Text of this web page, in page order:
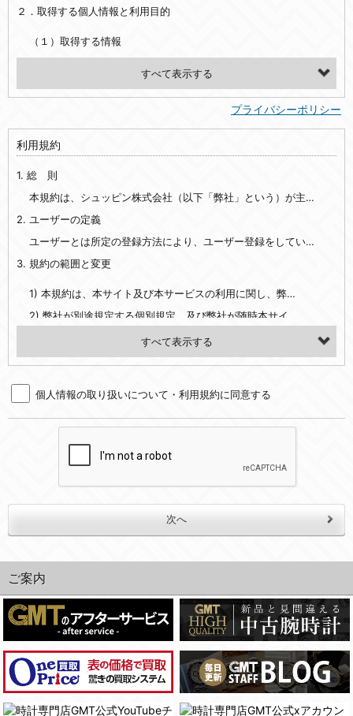
２．取得する個人情報と利用目的
（１）取得する情報
【シュッピン会員共通でご登録いただく情報】
・必須登録：氏名、生年月日、性別、住所、電話番号、メールアドレス、パスワード
・任意登録：ニックネーム、プロフィール画像、希望するメールマガジンの種類
【当社サービスをご利用時に当社が取得またはご提供いただく情報】
・法律上の要請等により、本人確認を行うための本人確認書類（運転免許証、健康保険証、住民票の写し等）、および当該書類に含まれる情報
・当社サービスのご利用履歴
・当社ウェブサイト・サービス内のクッキー情報
【外部サービスアカウントを利用される場合】
会員登録時にソーシャルネットワーキングサービス等の外部サービスとの連携を許可した場合には、その許可の際にご同意いただいた内容に基づき、当該外部サービスでユーザーが利用するIDおよび当該外部サービスのプライバシー設定によりお客様が当社に開示を認めた情報について取得いたします
・EVERYBODY×PHOTOGRAPHER.comのフォトシェアリングサービス運営のため
３．個人情報の第三者提供と委託
(2)法令等により開示を求められた場合。
(4)国の機関若しくは地方公共団体又はその委託を受けた者が法令の定める事務を遂行することに対して協力する必要がある場合であって、本人の同意を得ることにより当該事務の遂行に支障を及ぼすおそれがあるとき。
(5)業務を円滑に進めるために、外部業者に個人データの一部又は全部の処理を委託する場合（ただし、委託する場合は委託した個人データの安全管理が図られるように、委託先に対する必要かつ適切な監督を行ないます）。
４．ご提供の任意性
当社への個人情報の提供はお客様の任意ですが、必要な個人情報をご提供いただけない場合、当社のサービス等が利用できない場合がありますのでご了承下さい。
プライバシーポリシー
利用規約
1. 総 則
本規約は、シュッピン株式会社（以下「弊社」という）が主催・運営するインターネット上のWebサイト『mapcamera.com』（以下「本サイト」という）及び本サイトを通じて提供されるサービス（以下「本サービス」といいます）をご利用いただく際の、ユーザーと弊社間の一切の関係に適用されます。
2. ユーザーの定義
ユーザーとは所定の登録方法により、ユーザー登録をしていただいた方をいいます。
3. 規約の範囲と変更
1) 本規約は、本サイト及び本サービスの利用に関し、弊社及び全てのユーザーに適用されます。>
4. ユーザーの登録内容について
2) ユーザーが本サイト内で第三者のユーザーID、パスワード、メールアドレス及びこれに伴う個人情報を知り得た場合には、速やかに弊社に届け出るものとします。
(2) ユーザーから寄せられた情報を、ユーザーの個人情報を表示せずに開示する場合。
(3) ユーザーが個人情報の開示について同意している場合。
(4) 法令により開示が求められた場合。
(5) 弊社で取り扱う商品またはサービスに関する案内や情報提供（郵便、電子メール等によるダイレクトメールなど）を行なう場合。
(6) 弊社が利用目的を示してユーザーから取得した情報を、その利用目的の範囲内で利用する場合。
個人情報の取り扱いについて・利用規約に同意する
ご案内